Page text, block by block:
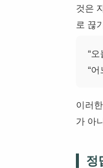
것은
로 끊
“
“
이러
가 아
정